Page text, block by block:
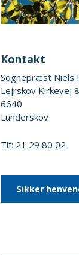
Kontakt
Sognepræst Niels
Lejrskov Kirkevej 8
6640
Lunderskov
Tlf: 21 29 80 02
Sikker